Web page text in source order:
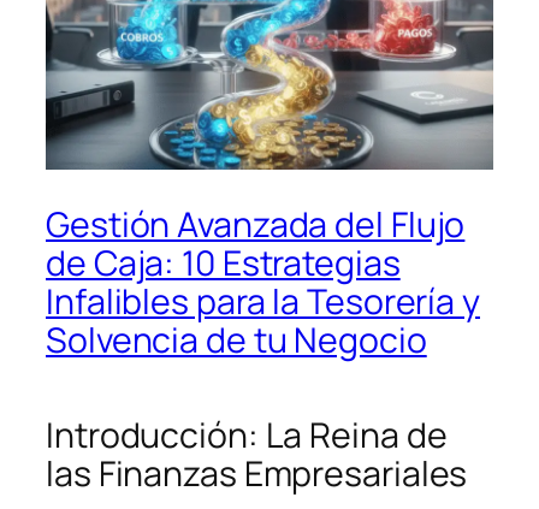
Gestión Avanzada del Flujo
de Caja: 10 Estrategias
Infalibles para la Tesorería y
Solvencia de tu Negocio
Introducción: La Reina de
las Finanzas Empresariales